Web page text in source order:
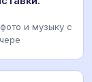
и музыку с